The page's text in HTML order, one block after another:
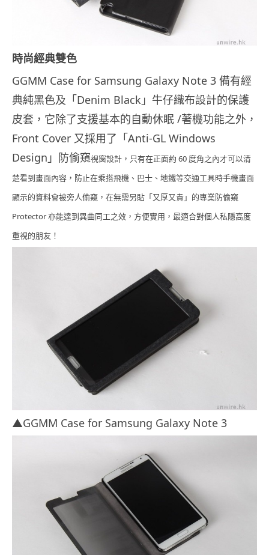
時尚經典雙色
GGMM Case for Samsung Galaxy Note 3 備有經
典純黑色及「Denim Black」牛仔織布設計的保護
皮套，它除了支援基本的自動休眠 /著機功能之外，
Front Cover 又採用了「Anti-GL Windows
Design」防偷窺視窗設計，只有在正面約 60 度角之內才可以清
楚看到畫面內容，防止在乘搭飛機、巴士、地鐵等交通工具時手機畫面
顯示的資料會被旁人偷窺，在無需另貼「又厚又貴」的專業防偷窺
Protector 亦能達到異曲同工之效，方便實用，最適合對個人私隱高度
重視的朋友！
▲GGMM Case for Samsung Galaxy Note 3